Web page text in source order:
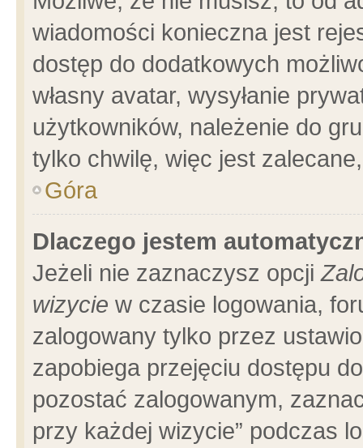
wiadomości konieczna jest
dostęp do dodatkowych
własny avatar, wysyłanie
użytkowników, należenie do
tylko chwilę, więc jest
Góra
Dlaczego jestem
Jeżeli nie zaznaczysz opcji
wizycie w czasie logowania,
zalogowany tylko przez
zapobiega przejęciu dostępu
pozostać zalogowanym,
przy każdej wizycie” podczas